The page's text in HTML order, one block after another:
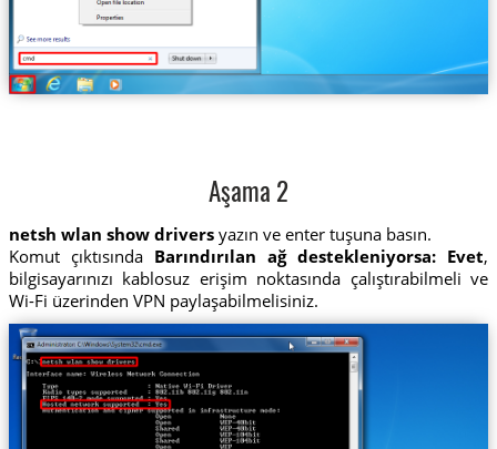
Aşama 2
netsh wlan show driversyazın ve enter tuşuna basın.
Komut çıktısında Barındırılan ağ destekleniyorsa: Evet,
bilgisayarınızı kablosuz erişim noktasında çalıştırabilmeli ve
Wi-Fi üzerinden VPN paylaşabilmelisiniz.